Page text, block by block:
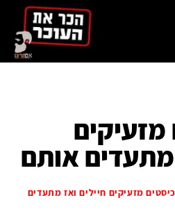
מזעיקים
מתעדים אותם
מזעיקים חיילים ואז מתעדים